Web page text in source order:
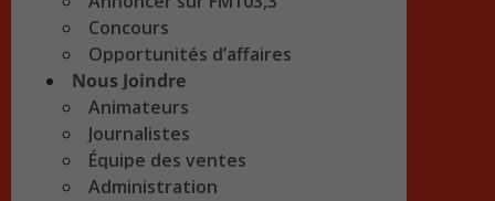
Concours
Opportunités d’affaires
Nous Joindre
Animateurs
Journalistes
Équipe des ventes
Administration